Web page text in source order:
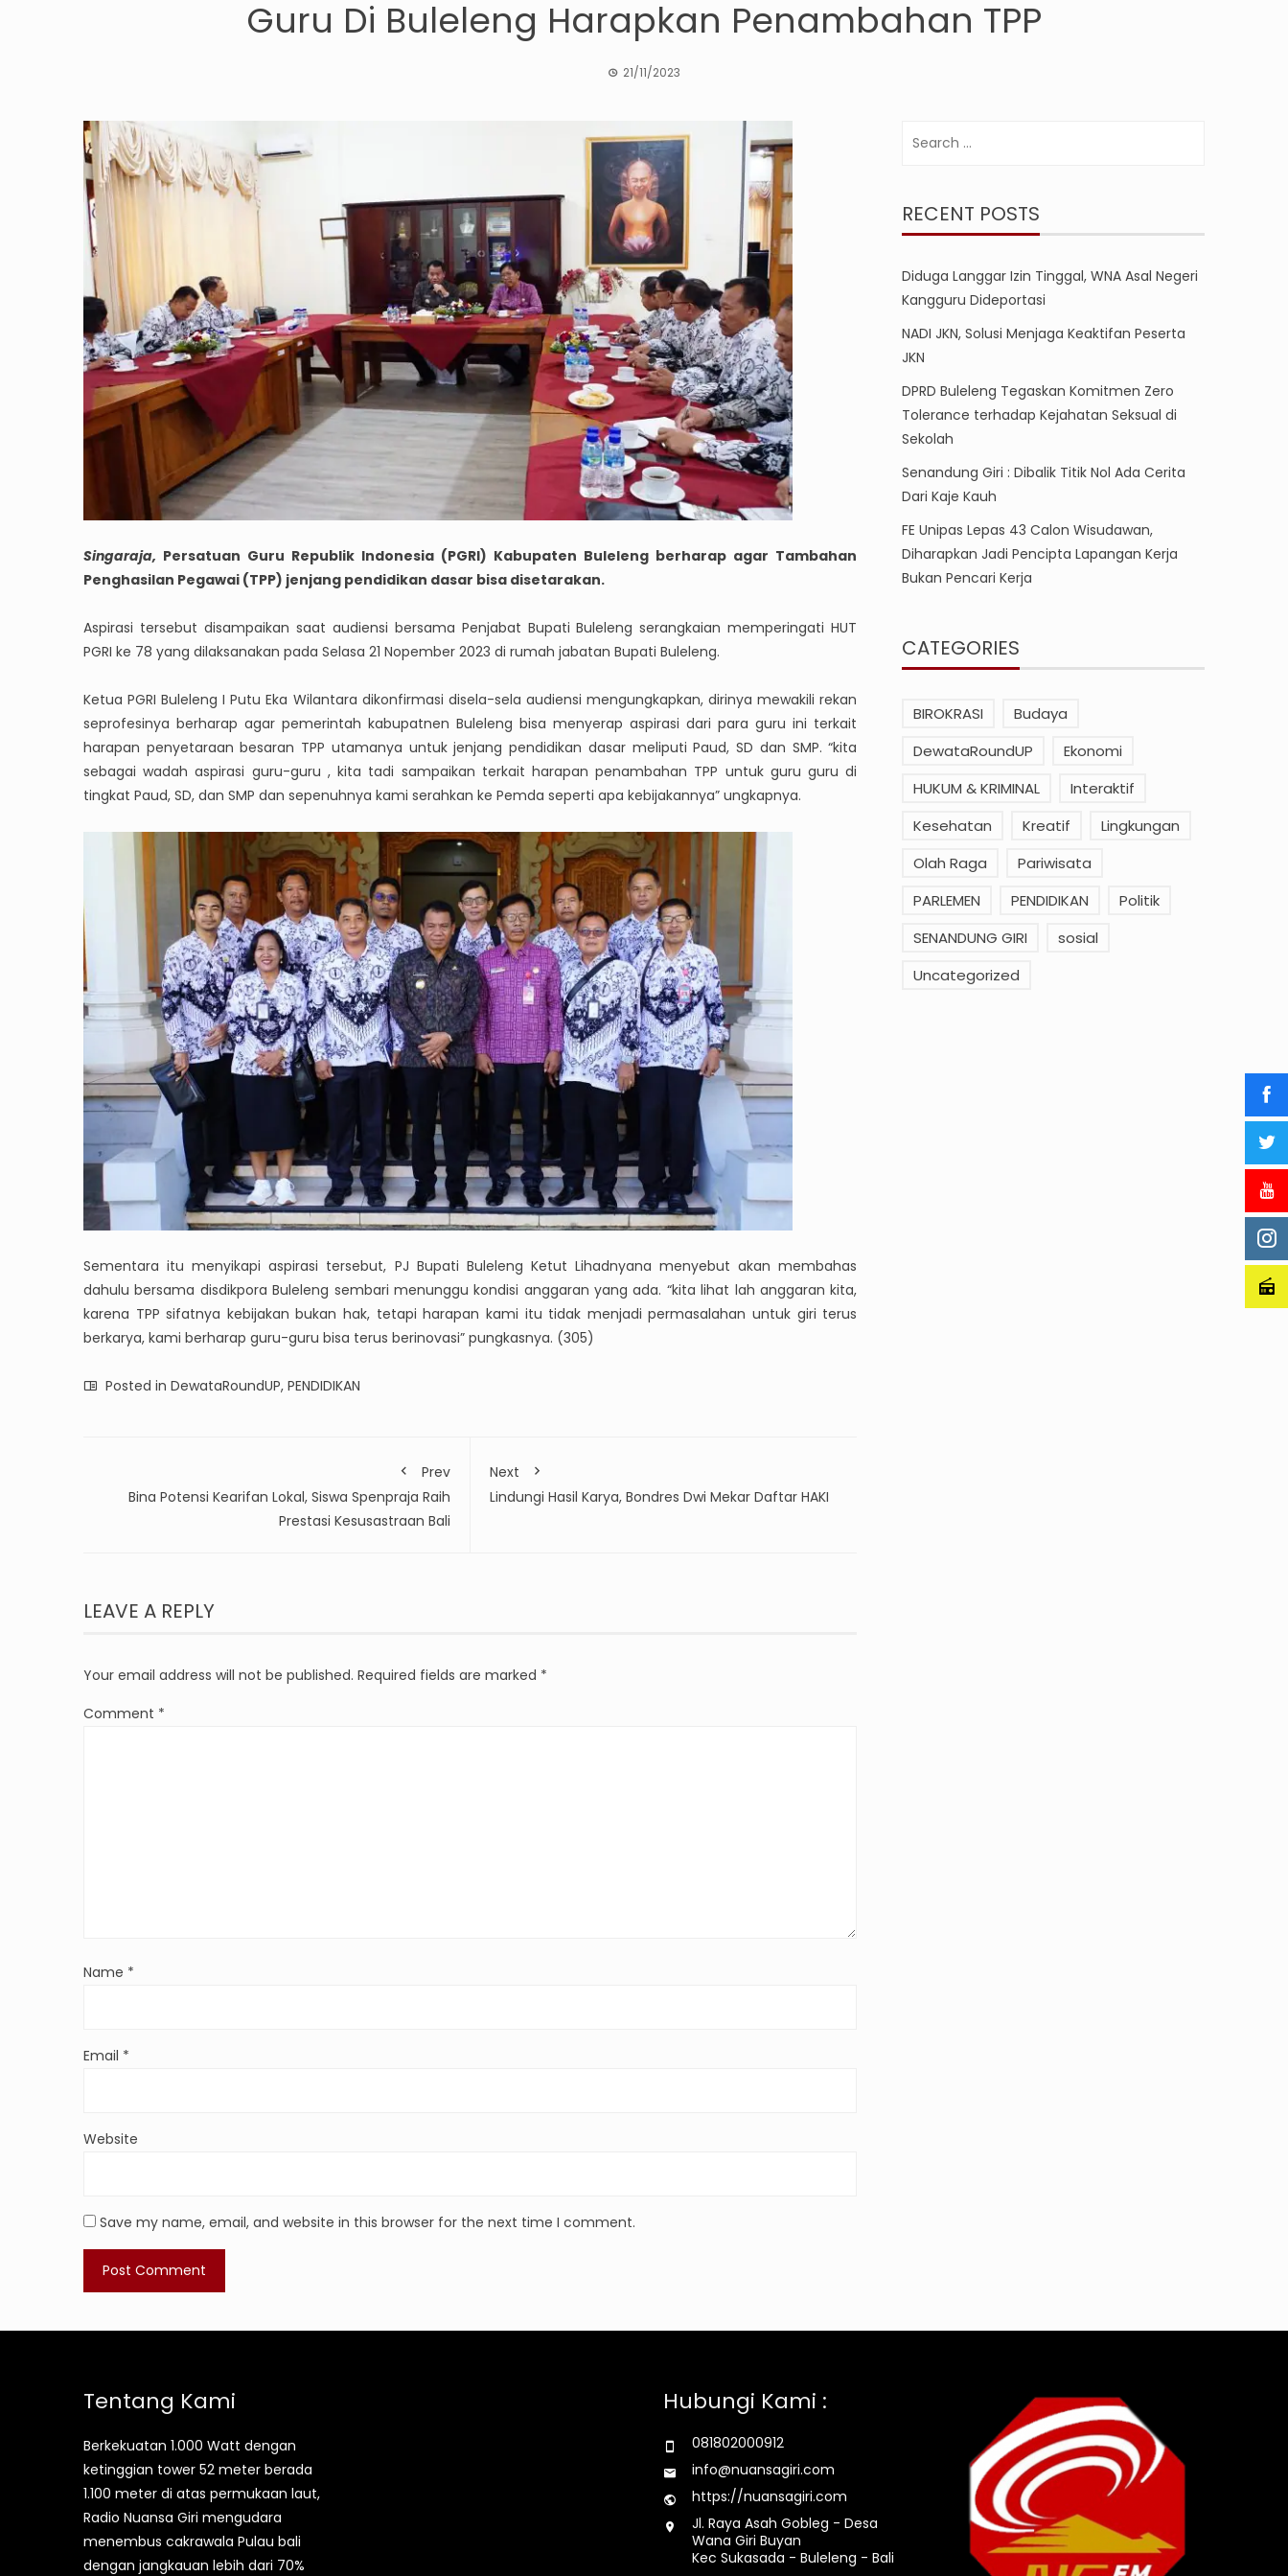
Guru Di Buleleng Harapkan Penambahan TPP
21/11/2023
Singaraja, Persatuan Guru Republik Indonesia (PGRI) Kabupaten Buleleng berharap agar Tambahan
Penghasilan Pegawai (TPP) jenjang pendidikan dasar bisa disetarakan.
Aspirasi tersebut disampaikan saat audiensi bersama Penjabat Bupati Buleleng serangkaian memperingati HUT
PGRI ke 78 yang dilaksanakan pada Selasa 21 Nopember 2023 di rumah jabatan Bupati Buleleng.
Ketua PGRI Buleleng I Putu Eka Wilantara dikonfirmasi disela-sela audiensi mengungkapkan, dirinya mewakili rekan
seprofesinya berharap agar pemerintah kabupatnen Buleleng bisa menyerap aspirasi dari para guru ini terkait
harapan penyetaraan besaran TPP utamanya untuk jenjang pendidikan dasar meliputi Paud, SD dan SMP. “kita
sebagai wadah aspirasi guru-guru , kita tadi sampaikan terkait harapan penambahan TPP untuk guru guru di
tingkat Paud, SD, dan SMP dan sepenuhnya kami serahkan ke Pemda seperti apa kebijakannya” ungkapnya.
Sementara itu menyikapi aspirasi tersebut, PJ Bupati Buleleng Ketut Lihadnyana menyebut akan membahas
dahulu bersama disdikpora Buleleng sembari menunggu kondisi anggaran yang ada. “kita lihat lah anggaran kita,
karena TPP sifatnya kebijakan bukan hak, tetapi harapan kami itu tidak menjadi permasalahan untuk giri terus
berkarya, kami berharap guru-guru bisa terus berinovasi” pungkasnya. (305)
Posted in DewataRoundUP, PENDIDIKAN
Prev
Bina Potensi Kearifan Lokal, Siswa Spenpraja Raih
Prestasi Kesusastraan Bali
Next
Lindungi Hasil Karya, Bondres Dwi Mekar Daftar HAKI
LEAVE A REPLY
Your email address will not be published. Required fields are marked *
Comment *
Name *
Email *
Website
Save my name, email, and website in this browser for the next time I comment.
RECENT POSTS
Diduga Langgar Izin Tinggal, WNA Asal Negeri
Kangguru Dideportasi
NADI JKN, Solusi Menjaga Keaktifan Peserta
JKN
DPRD Buleleng Tegaskan Komitmen Zero
Tolerance terhadap Kejahatan Seksual di
Sekolah
Senandung Giri : Dibalik Titik Nol Ada Cerita
Dari Kaje Kauh
FE Unipas Lepas 43 Calon Wisudawan,
Diharapkan Jadi Pencipta Lapangan Kerja
Bukan Pencari Kerja
CATEGORIES
BIROKRASI
Budaya
DewataRoundUP
Ekonomi
HUKUM & KRIMINAL
Interaktif
Kesehatan
Kreatif
Lingkungan
Olah Raga
Pariwisata
PARLEMEN
PENDIDIKAN
Politik
SENANDUNG GIRI
sosial
Uncategorized
Tentang Kami
Berkekuatan 1.000 Watt dengan
ketinggian tower 52 meter berada
1.100 meter di atas permukaan laut,
Radio Nuansa Giri mengudara
menembus cakrawala Pulau bali
dengan jangkauan lebih dari 70%
Hubungi Kami :
081802000912
info@nuansagiri.com
https://nuansagiri.com
Jl. Raya Asah Gobleg - Desa
Wana Giri Buyan
Kec Sukasada - Buleleng - Bali